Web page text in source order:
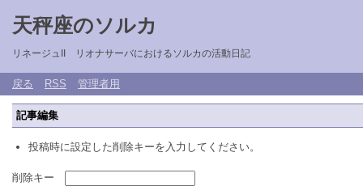
天秤座のソルカ
リネージュII リオナサーバにおけるソルカの活動日記
戻る RSS 管理者用
記事編集
投稿時に設定した削除キーを入力してください。
削除キー